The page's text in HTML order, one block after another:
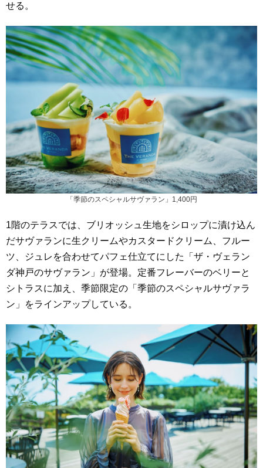
せる。
「季節のスペシャルサヴァラン」1,400円
1階のテラスでは、ブリオッシュ生地をシロップに漬け込ん
だサヴァランに生クリームやカスタードクリーム、フルー
ツ、ジュレを合わせてパフェ仕立てにした「ザ・ヴェラン
ダ神戸のサヴァラン」が登場。定番フレーバーのベリーと
シトラスに加え、季節限定の「季節のスペシャルサヴァラ
ン」をラインアップしている。